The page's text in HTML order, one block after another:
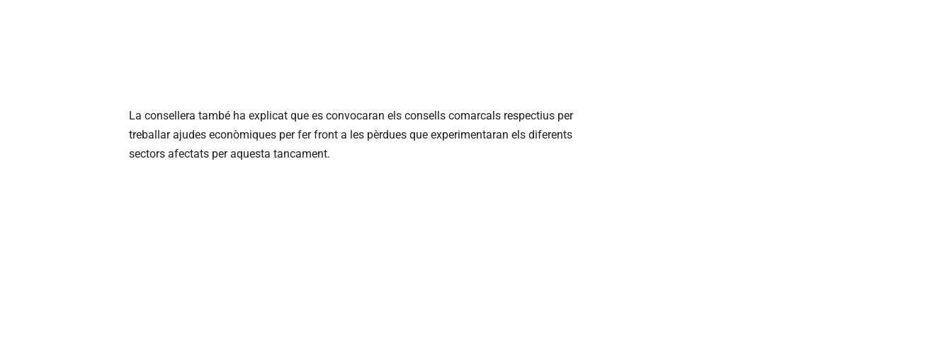
La consellera també ha explicat que es convocaran els consells comarcals respectius per
treballar ajudes econòmiques per fer front a les pèrdues que experimentaran els diferents
sectors afectats per aquesta tancament.